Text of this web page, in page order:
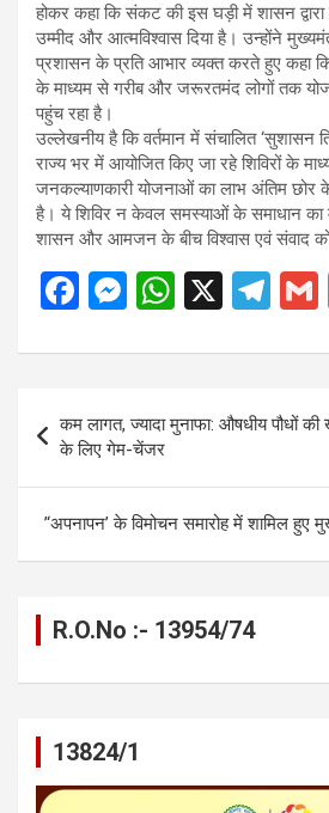
होकर कहा कि संकट की इस घड़ी में शासन द्वारा
उम्मीद और आत्मविश्वास दिया है। उन्होंने
प्रशासन के प्रति आभार व्यक्त करते हुए कहा
के माध्यम से गरीब और जरूरतमंद लोगों तक
पहुंच रहा है।
उल्लेखनीय है कि वर्तमान में संचालित ‘सुशासन
राज्य भर में आयोजित किए जा रहे शिविरों के
जनकल्याणकारी योजनाओं का लाभ अंतिम छोर के
है। ये शिविर न केवल समस्याओं के समाधान का
शासन और आमजन के बीच विश्वास एवं संवाद
F
ce
o
o
k
M
se
g
er
W
at
A
p
p
X
T
e
gr
a
m
navigation
कम लागत, ज्यादा मुनाफा: औषधीय पौधों
के लिए गेम-चेंजर
’‘अपनापन’ के विमोचन समारोह में शामिल हुए
R.O.No :- 13954/74
13824/1